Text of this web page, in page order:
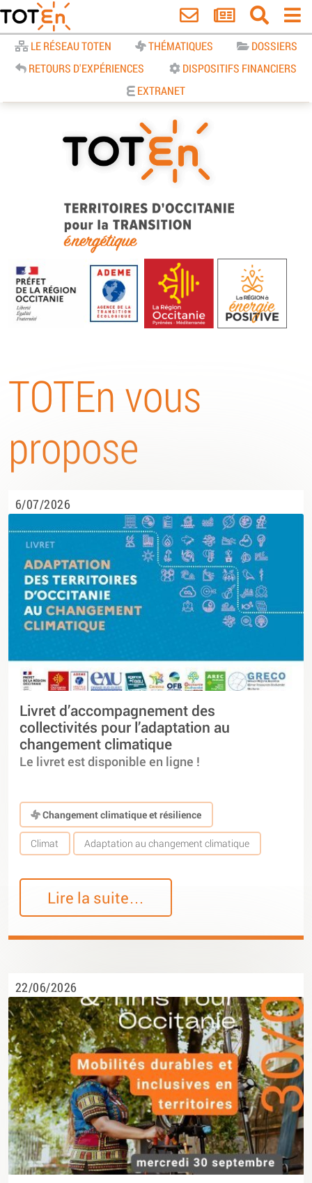
LE RÉSEAU TOTEN THÉMATIQUES
DOSSIERS
RETOURS D'EXPÉRIENCES
DISPOSITIFS FINANCIERS
EXTRANET
TOTEn Occitanie | Territoires
d’Occitanie pour la Transition
Energétique
TOTEn vous
propose
6/07/2026
Livret d’accompagnement des
collectivités pour l’adaptation au
changement climatique
Le livret est disponible en ligne !
Changement climatique et résilience
Climat Adaptation au changement climatique
Lire la suite…
22/06/2026